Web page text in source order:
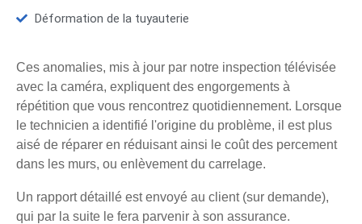
Déformation de la tuyauterie
Ces anomalies, mis à jour par notre inspection télévisée
avec la caméra, expliquent des engorgements à
répétition que vous rencontrez quotidiennement. Lorsque
le technicien a identifié l'origine du problème, il est plus
aisé de réparer en réduisant ainsi le coût des percement
dans les murs, ou enlèvement du carrelage.
Un rapport détaillé est envoyé au client (sur demande),
qui par la suite le fera parvenir à son assurance.